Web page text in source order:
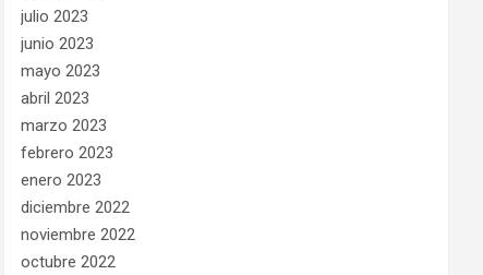
julio 2023
junio 2023
mayo 2023
abril 2023
marzo 2023
febrero 2023
enero 2023
diciembre 2022
noviembre 2022
octubre 2022